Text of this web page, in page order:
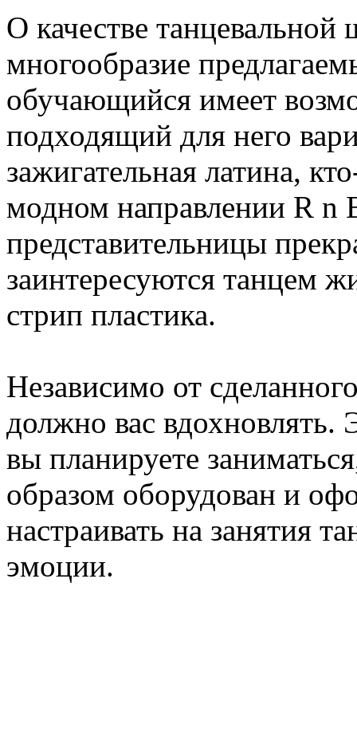
О качестве танцевальной
многообразие
обучающийся имеет
подходящий для него
зажигательная латина,
модном направлении R n
представительницы
заинтересуются танцем
стрип пластика.
Независимо от
должно вас вдохновлять.
вы планируете
образом оборудован и
настраивать на занятия
эмоции.